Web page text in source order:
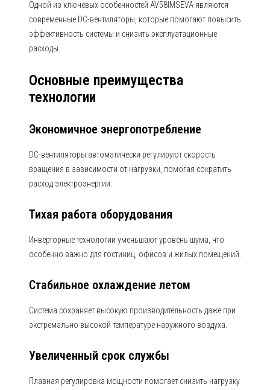
Одной из ключевых особенностей AV58IMSEVA являются
современные DC-вентиляторы, которые помогают повысить
эффективность системы и снизить эксплуатационные
расходы.
Основные преимущества
технологии
Экономичное энергопотребление
DC-вентиляторы автоматически регулируют скорость
вращения в зависимости от нагрузки, помогая сократить
расход электроэнергии.
Тихая работа оборудования
Инверторные технологии уменьшают уровень шума, что
особенно важно для гостиниц, офисов и жилых помещений.
Стабильное охлаждение летом
Система сохраняет высокую производительность даже при
экстремально высокой температуре наружного воздуха.
Увеличенный срок службы
Плавная регулировка мощности помогает снизить нагрузку